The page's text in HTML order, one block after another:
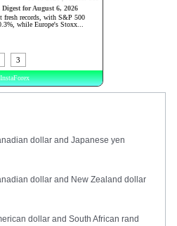
dollar and Japanese yen
dollar and New Zealand dollar
dollar and South African rand